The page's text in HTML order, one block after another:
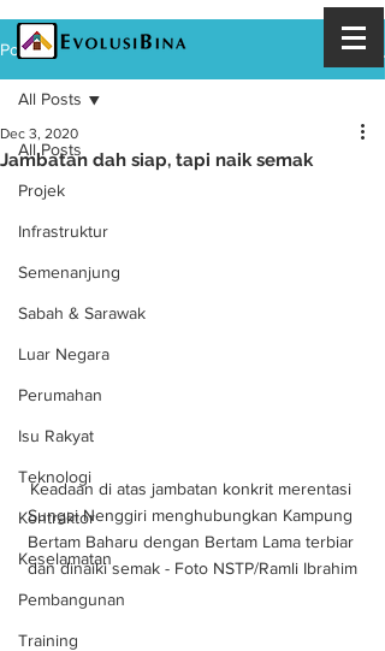
Post
All Posts
Projek
Infrastruktur
Semenanjung
Sabah & Sarawak
Luar Negara
Perumahan
Isu Rakyat
Teknologi
Kontraktor
Keselamatan
Pembangunan
Training
All Posts
Jambatan dah siap, tapi naik semak
Dec 3, 2020
Keadaan di atas jambatan konkrit merentasi
Sungai Nenggiri menghubungkan Kampung
Bertam Baharu dengan Bertam Lama terbiar
dan dinaiki semak - Foto NSTP/Ramli Ibrahim